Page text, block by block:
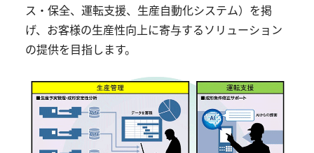
ス・保全、運転支援、生産自動化システム）を掲
げ、お客様の生産性向上に寄与するソリューション
の提供を目指します。